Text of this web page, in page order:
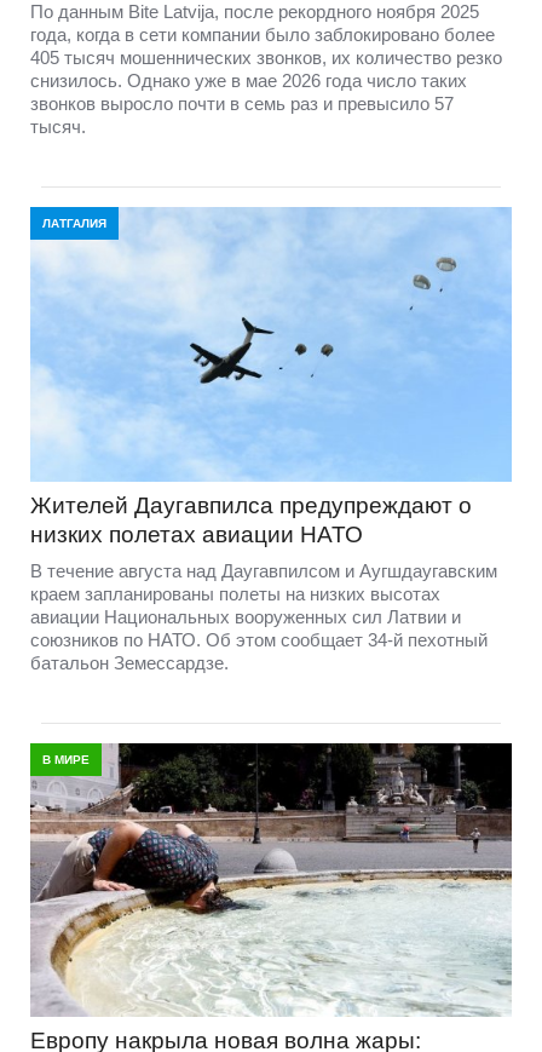
По данным Bite Latvija, после рекордного ноября 2025
года, когда в сети компании было заблокировано более
405 тысяч мошеннических звонков, их количество резко
снизилось. Однако уже в мае 2026 года число таких
звонков выросло почти в семь раз и превысило 57
тысяч.
ЛАТГАЛИЯ
Жителей Даугавпилса предупреждают о
низких полетах авиации НАТО
В течение августа над Даугавпилсом и Аугшдаугавским
краем запланированы полеты на низких высотах
авиации Национальных вооруженных сил Латвии и
союзников по НАТО. Об этом сообщает 34-й пехотный
батальон Земессардзе.
В МИРЕ
Европу накрыла новая волна жары: